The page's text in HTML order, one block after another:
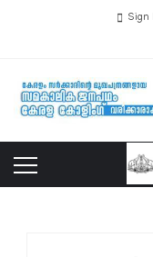
Sign